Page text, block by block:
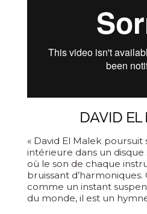
DAVID EL
« David El Malek
intérieure dans un disque
où le son de chaque
bruissant
comme un instant
du monde, il est un